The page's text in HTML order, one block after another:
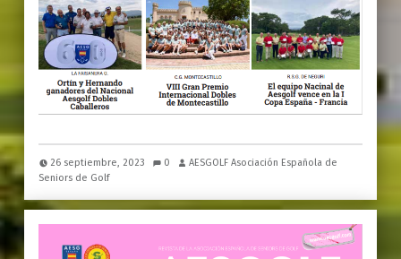
26 septiembre, 2023 0
AESGOLF Asociación Española de
Seniors de Golf